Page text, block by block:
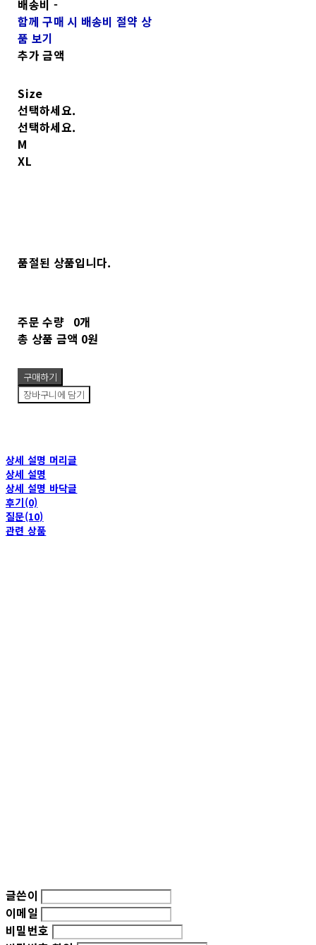
배송비 -
함께 구매 시 배송비 절약 상
품 보기
추가 금액
Size
선택하세요.
선택하세요.
M
XL
품절된 상품입니다.
주문 수량 0개
총 상품 금액 0원
구매하기
장바구니에 담기
상세 설명 머리글
상세 설명
상세 설명 바닥글
후기(0)
질문(10)
관련 상품
글쓴이
이메일
비밀번호